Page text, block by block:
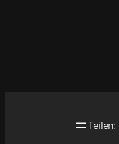
Teilen: